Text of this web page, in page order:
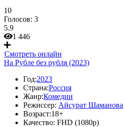
10
Голосов: 3
5.9
1 446
Смотреть онлайн
На Рубле без рубля (2023)
Год:2023
Страна:Россия
Жанр:Комедии
Режиссер: Айсурат Шаманова
Возраст:18+
Качество: FHD (1080p)